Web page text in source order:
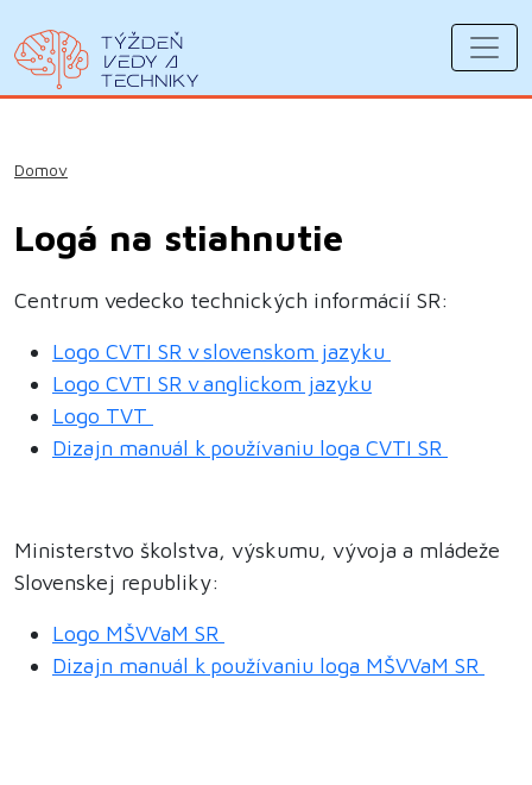
Domov
Logá na stiahnutie
Centrum vedecko technických informácií SR:
Logo CVTI SR v slovenskom jazyku
Logo CVTI SR v anglickom jazyku
Logo TVT
Dizajn manuál k používaniu loga CVTI SR
Ministerstvo školstva, výskumu, vývoja a mládeže
Slovenskej republiky:
Logo MŠVVaM SR
Dizajn manuál k používaniu loga MŠVVaM SR